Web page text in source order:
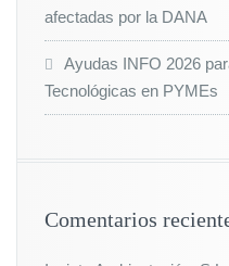
afectadas por la DANA
Ayudas INFO 2026
Tecnológicas en PYMEs
Comentarios